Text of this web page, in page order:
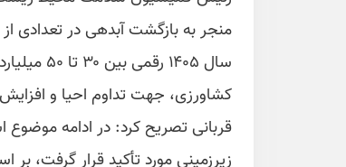
منجر به بازگشت آبدهی در
سال
کشاورزی، جهت تداوم احیا و
قربانی تصریح کرد: در ادامه